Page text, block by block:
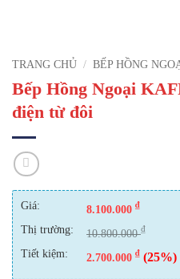
TRANG CHỦ / BẾP HỒNG
Bếp Hồng Ngoại
điện từ đôi
Giá: 8.100.000 ₫
Thị trường: 10.800.000₫
Tiết kiệm: 2.700.000 ₫ (25%)